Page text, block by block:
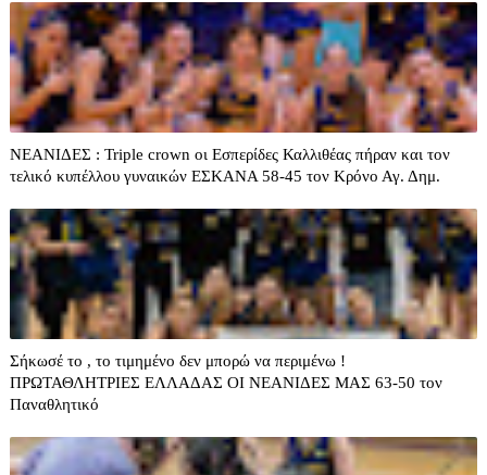
ΝΕΑΝΙΔΕΣ : Triple crown οι Εσπερίδες Καλλιθέας πήραν και τον
τελικό κυπέλλου γυναικών ΕΣΚΑΝΑ 58-45 τον Κρόνο Αγ. Δημ.
Σήκωσέ το , το τιμημένο δεν μπορώ να περιμένω !
ΠΡΩΤΑΘΛΗΤΡΙΕΣ ΕΛΛΑΔΑΣ ΟΙ ΝΕΑΝΙΔΕΣ ΜΑΣ 63-50 τον
Παναθλητικό